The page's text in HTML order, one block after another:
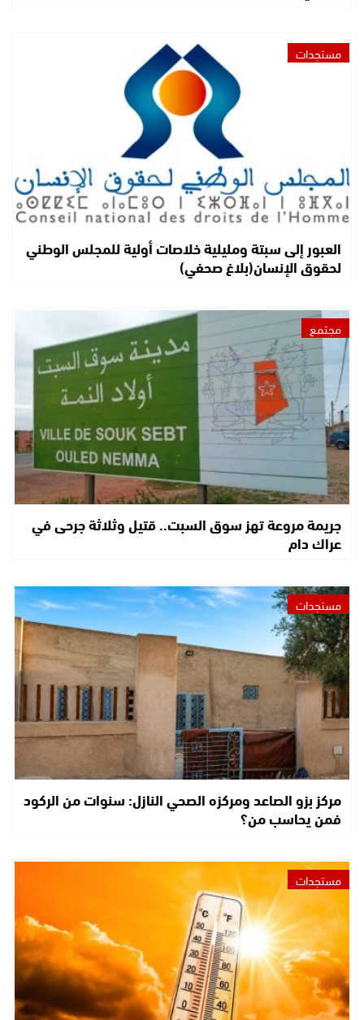
مستجدات
العبور إلى سبتة ومليلية خلاصات أولية للمجلس الوطني
لحقوق الإنسان(بلاغ صحفي)
مجتمع
جريمة مروعة تهز سوق السبت.. قتيل وثلاثة جرحى في
عراك دام
مستجدات
مركز بزو الصاعد ومركزه الصحي النازل: سنوات من الركود
فمن يحاسب من؟
مستجدات